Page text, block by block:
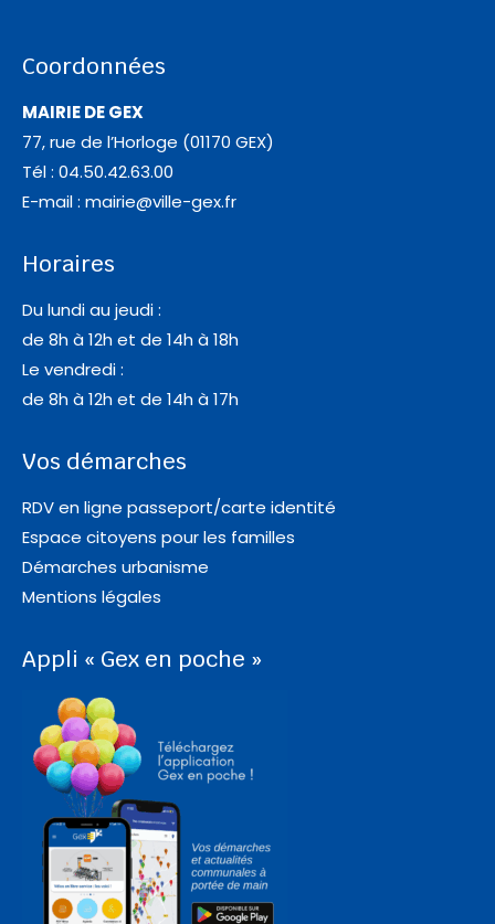
Coordonnées
MAIRIE DE GEX
77, rue de l’Horloge (01170 GEX)
Tél : 04.50.42.63.00
E-mail : mairie@ville-gex.fr
Horaires
Du lundi au jeudi :
de 8h à 12h et de 14h à 18h
Le vendredi :
de 8h à 12h et de 14h à 17h
Vos démarches
RDV en ligne passeport/carte identité
Espace citoyens pour les familles
Démarches urbanisme
Mentions légales
Appli « Gex en poche »